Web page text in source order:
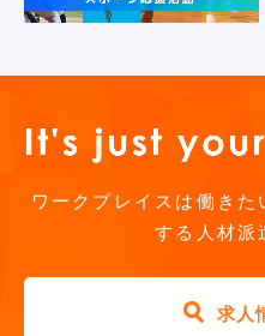
ワークプレイスは働き
する人材派
求人